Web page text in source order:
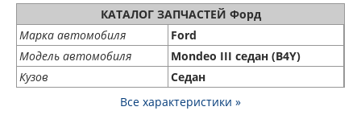
КАТАЛОГ ЗАПЧАСТЕЙ Форд
Марка автомобиля
Ford
Модель автомобиля
Mondeo III седан (B4Y)
Кузов
Седан
Все характеристики »